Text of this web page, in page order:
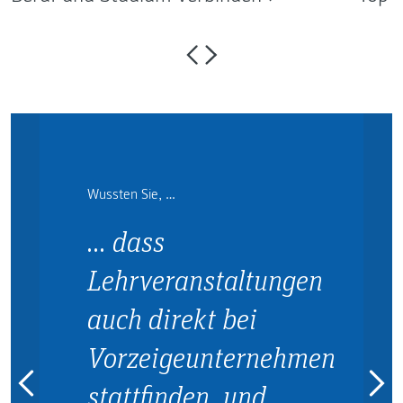
Wussten Sie, …
… dass
Lehrveranstaltungen
auch direkt bei
Vorzeigeunternehmen
stattfinden, und